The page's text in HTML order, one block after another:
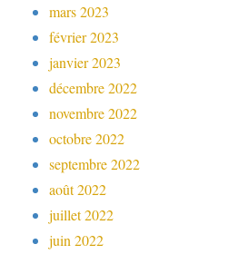
mars 2023
février 2023
janvier 2023
décembre 2022
novembre 2022
octobre 2022
septembre 2022
août 2022
juillet 2022
juin 2022